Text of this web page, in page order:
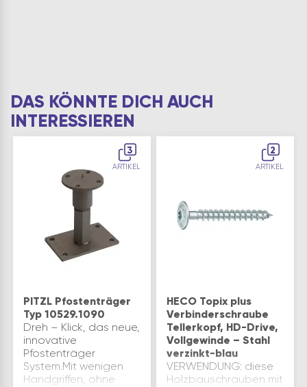
DAS KÖNNTE DICH AUCH
INTERESSIEREN
3
ARTIKEL
PITZL Pfostenträger
Typ 10529.1090
Dreh – Klick, das neue,
innovative
Pfostenträger
System.Mit wenigen
Handgriffen, ohne
2
ARTIKEL
HECO Topix plus
Verbinderschraube
Tellerkopf, HD-Drive,
Vollgewinde – Stahl
verzinkt-blau
VERWENDUNG: diese
Holzbauschrauben mit